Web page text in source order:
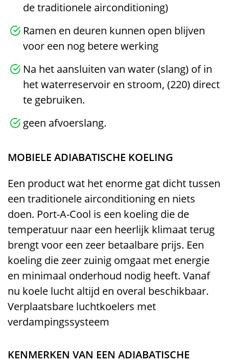
de traditionele airconditioning)
Ramen en deuren kunnen open blijven
voor een nog betere werking
Na het aansluiten van water (slang) of in
het waterreservoir en stroom, (220) direct
te gebruiken.
geen afvoerslang.
MOBIELE ADIABATISCHE KOELING
Een product wat het enorme gat dicht tussen
een traditionele airconditioning en niets
doen. Port-A-Cool is een koeling die de
temperatuur naar een heerlijk klimaat terug
brengt voor een zeer betaalbare prijs. Een
koeling die zeer zuinig omgaat met energie
en minimaal onderhoud nodig heeft. Vanaf
nu koele lucht altijd en overal beschikbaar.
Verplaatsbare luchtkoelers met
verdampingssysteem
KENMERKEN VAN EEN ADIABATISCHE